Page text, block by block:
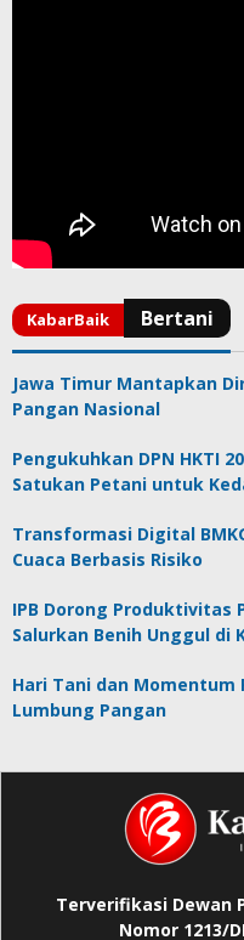
Jawa Timur Mantapkan
Pangan Nasional
Pengukuhkan DPN HKTI
Satukan Petani untuk
Transformasi Digital
Cuaca Berbasis Risiko
IPB Dorong Produktivitas
Salurkan Benih Unggul di
Hari Tani dan
Lumbung Pangan
Terverifikasi Dewan
Nomor 1213/